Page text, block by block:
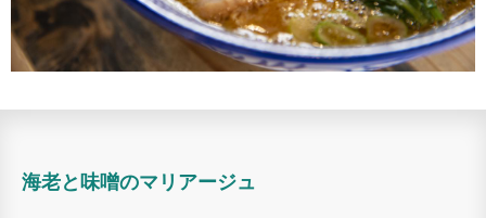
海老と味噌のマリアージュ